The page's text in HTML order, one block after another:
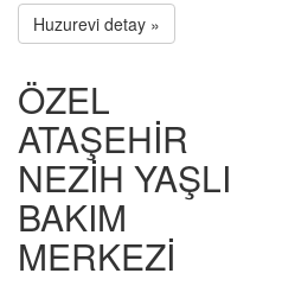
Huzurevi detay »
ÖZEL
ATAŞEHİR
NEZİH YAŞLI
BAKIM
MERKEZİ